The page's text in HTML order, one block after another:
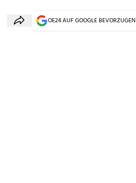
OE24 AUF GOOGLE BEVORZUGEN